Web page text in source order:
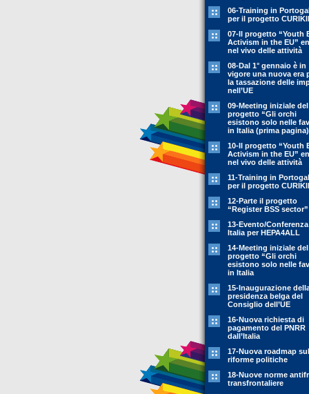
06-Training in
per il progetto
07-Il progetto “Youth
Activism in the EU”
nel vivo delle attività
08-Dal 1° gennaio è in
vigore una nuova era
la tassazione delle
nell’UE
09-Meeting iniziale del
progetto “Gli orchi
esistono solo nelle
in Italia (prima pagina)
10-Il progetto “Youth
Activism in the EU”
nel vivo delle attività
11-Training in
per il progetto
12-Parte il progetto
“Register BSS sector”
13-Evento/
Italia per HEPA4ALL
14-Meeting iniziale del
progetto “Gli orchi
esistono solo nelle
in Italia
15-Inaugurazione
presidenza belga del
Consiglio dell’UE
16-Nuova richiesta di
pagamento del PNRR
dall’Italia
17-Nuova roadmap
riforme politiche
18-Nuove norme
transfrontaliere